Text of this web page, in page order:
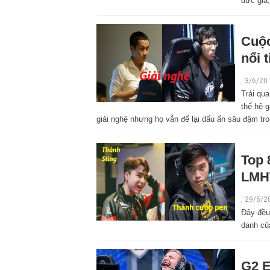
nổi
3/6/20
Trải
thế hệ
giải nghệ nhưng họ vẫn để lại dấu ấn sâu đậm
Top
, 29/5/
Đây
danh
G2